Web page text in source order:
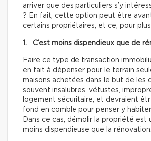
arriver que des particuliers s’y
? En fait, cette option peut être
certains propriétaires, et ce, pour
1. C’est moins dispendieux que de
Faire ce type de transaction
en fait à dépenser pour le terrain
maisons achetées dans le but de les
souvent insalubres, vétustes,
logement sécuritaire, et devraient
fond en comble pour penser y
Dans ce cas, démolir la propriété est
moins dispendieuse que la rénovation.